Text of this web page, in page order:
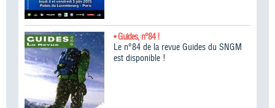
• Guides, n°84 !
Le n°84 de la revue Guides du SNGM
est disponible !